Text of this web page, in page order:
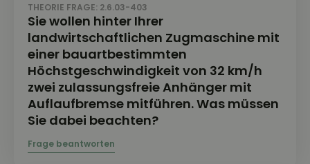
THEORIE FRAGE: 2.6.03-403
Sie wollen hinter Ihrer
landwirtschaftlichen Zugmaschine mit
einer bauartbestimmten
Höchstgeschwindigkeit von 32 km/h
zwei zulassungsfreie Anhänger mit
Auflaufbremse mitführen. Was müssen
Sie dabei beachten?